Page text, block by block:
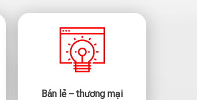
Bán lẻ – thương mại